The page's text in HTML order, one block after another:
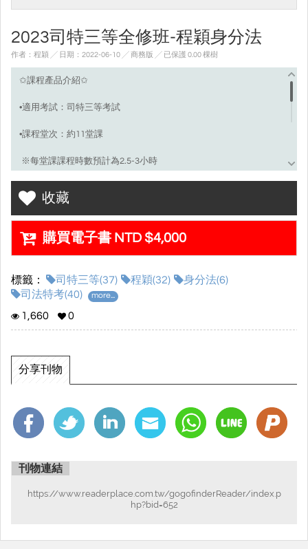
2023司特三等全修班-程穎身分法
作者：程穎 ╱ 日期：2022-06-10 ╱ 商務版 ╱ 已保護 0.00 棵樹
✩課程產品介紹✩
•適用考試：司特三等考試
•課程堂次：約11堂課
※每堂課課程時數預計為2.5-3小時
•課程服務期限：本次課程適用之考試結束後服務期限即截止
•課程觀看期限：2024/08/31
▸打穩基礎，優質師資完整你對於各科的架構理念!!
▸老師們用心親自撰寫精美講義
點...)
更多優惠歡迎私訊讀家Facebook粉絲專頁或讀家官方Line@
也可以電話洽詢專員唷！
收藏
購買電子書 NTD $4,000
標籤： 司特三等(37) 程穎(32)
身分法(6)
司法特考(40)
more...
1,660 0
分享刊物
刊物連結
https://www.readerplace.com.tw/gogofinderReader/index.p
hp?bid=652